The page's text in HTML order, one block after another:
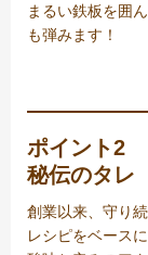
まるい鉄板を囲
も弾みます！
ポイント2
秘伝のタレ
創業以来、守り
レシピをベース